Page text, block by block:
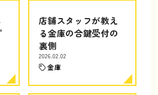
店舗スタッフが教え
る金庫の合鍵受付の
裏側
2026.02.02
金庫